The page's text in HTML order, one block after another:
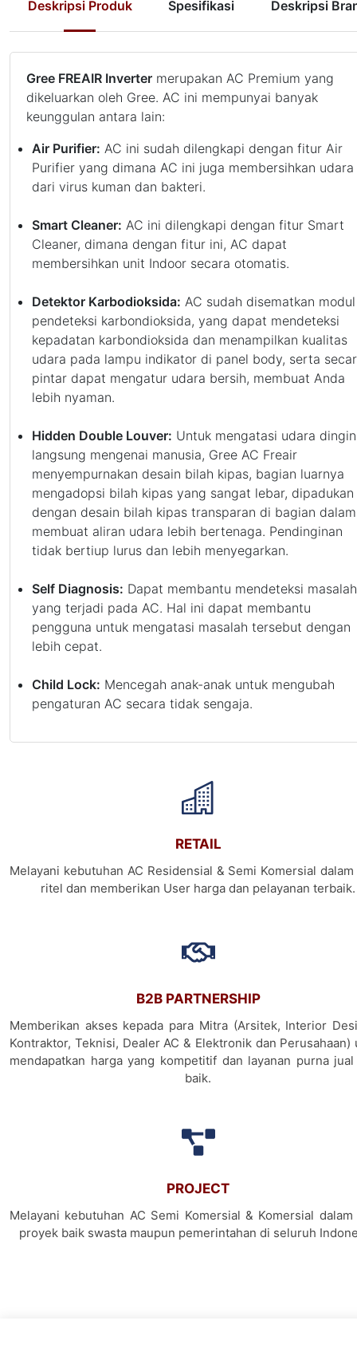
Deskripsi Produk Spesifikasi Deskripsi
Gree FREAIR Inverter merupakan AC Premium yang
dikeluarkan oleh Gree. AC ini mempunyai banyak
keunggulan antara lain:
Air Purifier: AC ini sudah dilengkapi dengan fitur Air
Purifier yang dimana AC ini juga membersihkan udara
dari virus kuman dan bakteri.
Smart Cleaner: AC ini dilengkapi dengan fitur Smart
Cleaner, dimana dengan fitur ini, AC dapat
membersihkan unit Indoor secara otomatis.
Detektor Karbodioksida: AC sudah disematkan modul
pendeteksi karbondioksida, yang dapat mendeteksi
kepadatan karbondioksida dan menampilkan kualitas
udara pada lampu indikator di panel body, serta
pintar dapat mengatur udara bersih, membuat Anda
lebih nyaman.
Hidden Double Louver: Untuk mengatasi udara dingin
langsung mengenai manusia, Gree AC Freair
menyempurnakan desain bilah kipas, bagian luarnya
mengadopsi bilah kipas yang sangat lebar, dipadukan
dengan desain bilah kipas transparan di bagian
membuat aliran udara lebih bertenaga. Pendinginan
tidak bertiup lurus dan lebih menyegarkan.
Self Diagnosis: Dapat membantu mendeteksi masalah
yang terjadi pada AC. Hal ini dapat membantu
pengguna untuk mengatasi masalah tersebut dengan
lebih cepat.
Child Lock: Mencegah anak-anak untuk mengubah
pengaturan AC secara tidak sengaja.
RETAIL
Melayani kebutuhan AC Residensial & Semi Komersial dalam
ritel dan memberikan User harga dan pelayanan terbaik.
B2B PARTNERSHIP
Memberikan akses kepada para Mitra (Arsitek, Interior
Kontraktor, Teknisi, Dealer AC & Elektronik dan Perusahaan)
mendapatkan harga yang kompetitif dan layanan purna
baik.
PROJECT
Melayani kebutuhan AC Semi Komersial & Komersial dalam
proyek baik swasta maupun pemerintahan di seluruh